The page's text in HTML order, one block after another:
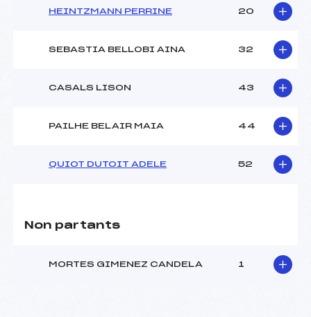
HEINTZMANN PERRINE 20
SEBASTIA BELLOBI AINA 32
CASALS LISON 43
PAILHE BELAIR MAIA 44
QUIOT DUTOIT ADELE 52
Non partants
MORTES GIMENEZ CANDELA 1